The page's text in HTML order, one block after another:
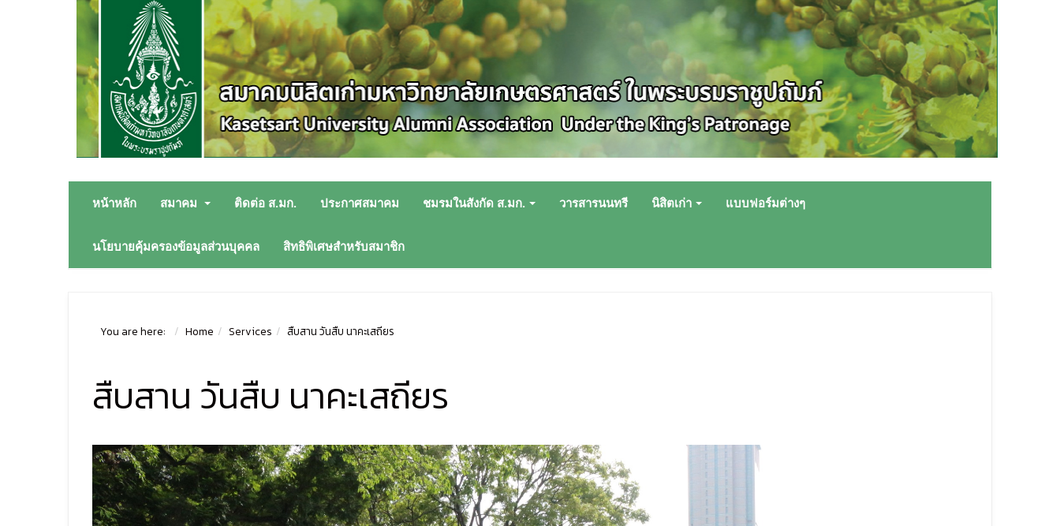
หน้าหลัก สมาคม ติดต่อ ส.มก. ประกาศสมาคม ชมรมในสังกัด ส.มก. วารสารนนทรี นิสิตเก่า แบบฟอร์มต่างๆ
นโยบายคุ้มครองข้อมูลส่วนบุคคล สิทธิพิเศษสำหรับสมาชิก
You are here: Home Services สืบสาน วันสืบ นาคะเสถียร
สืบสาน วันสืบ นาคะเสถียร